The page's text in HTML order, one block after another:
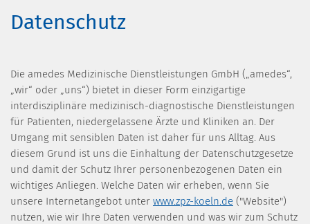
Datenschutz
Die amedes Medizinische Dienstleistungen GmbH („amedes“,
„wir“ oder „uns“) bietet in dieser Form einzigartige
interdisziplinäre medizinisch-diagnostische Dienstleistungen
für Patienten, niedergelassene Ärzte und Kliniken an. Der
Umgang mit sensiblen Daten ist daher für uns Alltag. Aus
diesem Grund ist uns die Einhaltung der Datenschutzgesetze
und damit der Schutz Ihrer personenbezogenen Daten ein
wichtiges Anliegen. Welche Daten wir erheben, wenn Sie
unsere Internetangebot unter www.zpz-koeln.de ("Website")
nutzen, wie wir Ihre Daten verwenden und was wir zum Schutz